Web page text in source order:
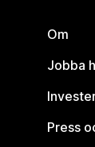
Om
Jobba
Press